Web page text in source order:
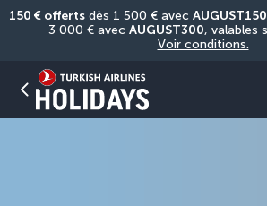
150 € offerts dès 1 500 € avec AUGUST150
3 000 € avec AUGUST300
Voir conditions.